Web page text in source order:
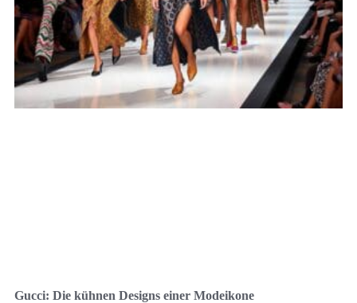
Gucci: Die kühnen Designs einer Modeikone